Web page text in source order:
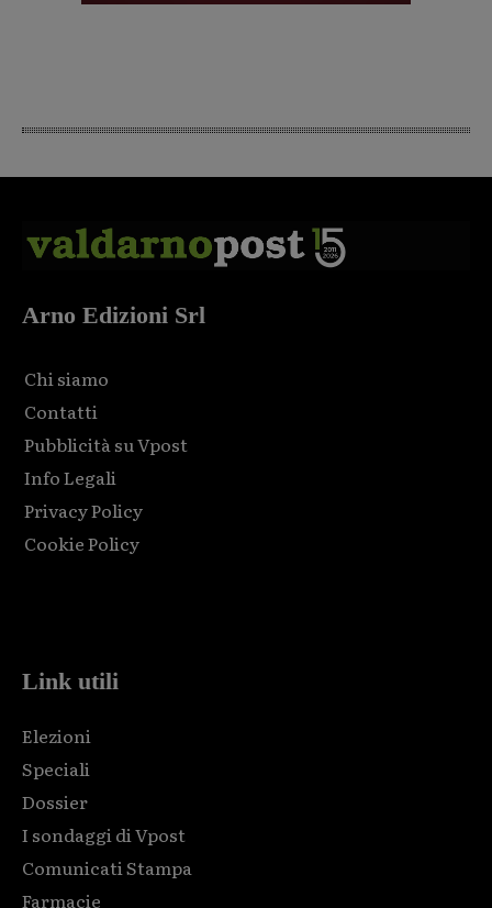
Arno Edizioni Srl
Chi siamo
Contatti
Pubblicità su Vpost
Info Legali
Privacy Policy
Cookie Policy
Link utili
Elezioni
Speciali
Dossier
I sondaggi di Vpost
Comunicati Stampa
Farmacie